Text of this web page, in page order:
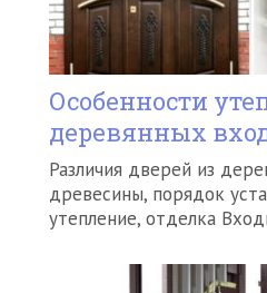
Особенности
деревянных
Различия дверей из
древесины, порядок
утепление, отделка